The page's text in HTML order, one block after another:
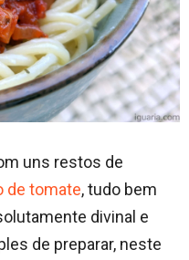
uns restos de
de tomate, tudo bem
divinal e
de preparar, neste